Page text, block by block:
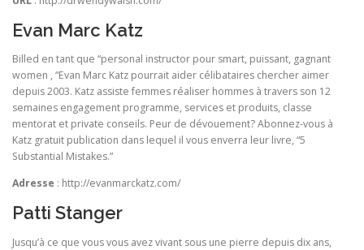
Evan Marc Katz
Billed en tant que “personal instructor pour smart, puissant, gagnant
women , “Evan Marc Katz pourrait aider célibataires chercher aimer
depuis 2003. Katz assiste femmes réaliser hommes à travers son 12
semaines engagement programme, services et produits, classe
mentorat et private conseils. Peur de dévouement? Abonnez-vous à
Katz gratuit publication dans lequel il vous enverra leur livre, “5
Substantial Mistakes.”
Adresse : http://evanmarckatz.com/
Patti Stanger
Jusqu’à ce que vous vous avez vivant sous une pierre depuis dix ans,